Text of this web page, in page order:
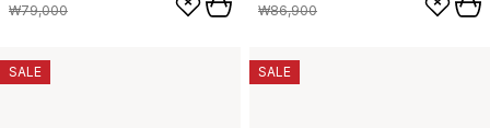
₩79,000 ₩86,900
SALE SALE